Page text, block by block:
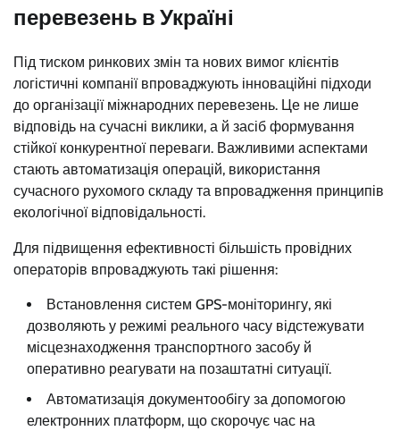
перевезень в Україні
Під тиском ринкових змін та нових вимог клієнтів
логістичні компанії впроваджують інноваційні підходи
до організації міжнародних перевезень. Це не лише
відповідь на сучасні виклики, а й засіб формування
стійкої конкурентної переваги. Важливими аспектами
стають автоматизація операцій, використання
сучасного рухомого складу та впровадження принципів
екологічної відповідальності.
Для підвищення ефективності більшість провідних
операторів впроваджують такі рішення:
Встановлення систем GPS-моніторингу, які
дозволяють у режимі реального часу відстежувати
місцезнаходження транспортного засобу й
оперативно реагувати на позаштатні ситуації.
Автоматизація документообігу за допомогою
електронних платформ, що скорочує час на